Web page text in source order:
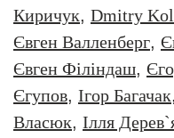
Киричук, Dmitry
Євген Валленберг,
Євген Філіндаш,
Єгупов, Ігор Багачак,
Власюк, Ілля